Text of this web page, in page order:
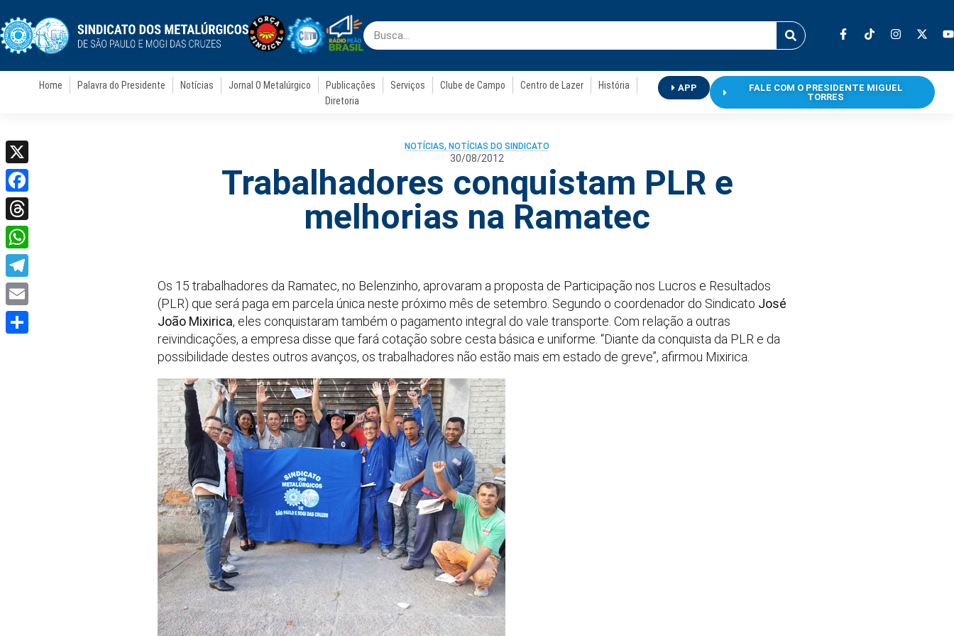
Home Palavra do Presidente Notícias Jornal O Metalúrgico Publicações Serviços Clube de Campo Centro de Lazer
História
Diretoria
APP
FALE COM O PRESIDENTE MIGUEL
TORRES
NOTÍCIAS, NOTÍCIAS DO SINDICATO
30/08/2012
Trabalhadores conquistam PLR e
melhorias na Ramatec
Os 15 trabalhadores da Ramatec, no Belenzinho, aprovaram a proposta de Participação nos Lucros e Resultados
(PLR) que será paga em parcela única neste próximo mês de setembro. Segundo o coordenador do Sindicato José
João Mixirica, eles conquistaram também o pagamento integral do vale transporte. Com relação a outras
reivindicações, a empresa disse que fará cotação sobre cesta básica e uniforme. “Diante da conquista da PLR e da
possibilidade destes outros avanços, os trabalhadores não estão mais em estado de greve”, afirmou Mixirica.
X
Facebook
Threads
WhatsApp
Telegram
Email